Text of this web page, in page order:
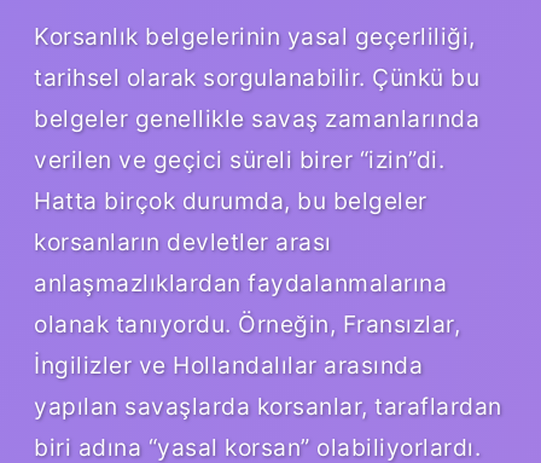
Korsanlık belgelerinin yasal geçerliliği,
tarihsel olarak sorgulanabilir. Çünkü bu
belgeler genellikle savaş zamanlarında
verilen ve geçici süreli birer “izin”di.
Hatta birçok durumda, bu belgeler
korsanların devletler arası
anlaşmazlıklardan faydalanmalarına
olanak tanıyordu. Örneğin, Fransızlar,
İngilizler ve Hollandalılar arasında
yapılan savaşlarda korsanlar, taraflardan
biri adına “yasal korsan” olabiliyorlardı.